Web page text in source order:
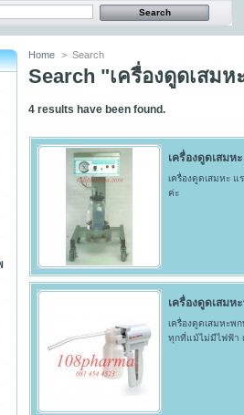
Home > Search
Search "เครื่องดูดเสมห
4 results have been found.
เครื่องดูดเสมห
เครื่องดูดเสมหะ
ค่ะ
เครื่องดูดเสมห
เครื่องดูดเสมหะพ
ทุกที่แม้ไม่มีไฟฟ้า